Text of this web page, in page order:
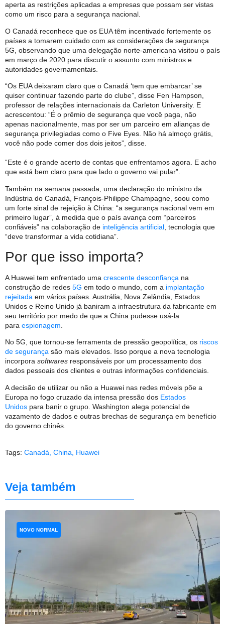
aperta as restrições aplicadas a empresas que possam ser vistas
como um risco para a segurança nacional.
O Canadá reconhece que os EUA têm incentivado fortemente os
países a tomarem cuidado com as considerações de segurança
5G, observando que uma delegação norte-americana visitou o país
em março de 2020 para discutir o assunto com ministros e
autoridades governamentais.
“Os EUA deixaram claro que o Canadá ‘tem que embarcar’ se
quiser continuar fazendo parte do clube”, disse Fen Hampson,
professor de relações internacionais da Carleton University. E
acrescentou: “É o prêmio de segurança que você paga, não
apenas nacionalmente, mas por ser um parceiro em alianças de
segurança privilegiadas como o Five Eyes. Não há almoço grátis,
você não pode comer dos dois jeitos”, disse.
“Este é o grande acerto de contas que enfrentamos agora. E acho
que está bem claro para que lado o governo vai pular”.
Também na semana passada, uma declaração do ministro da
Indústria do Canadá, François-Philippe Champagne, soou como
um forte sinal de rejeição à China: “a segurança nacional vem em
primeiro lugar”, à medida que o país avança com “parceiros
confiáveis” ​​na colaboração de inteligência artificial , tecnologia que
“deve transformar a vida cotidiana”.
Por que isso importa?
A Huawei tem enfrentado uma crescente desconfiança na
construção de redes 5G em todo o mundo, com a implantação
rejeitada em vários países. Austrália, Nova Zelândia, Estados
Unidos e Reino Unido já baniram a infraestrutura da fabricante em
seu território por medo de que a China pudesse usá-la
para espionagem
No 5G, que tornou-se ferramenta de pressão geopolítica, os riscos
de segurança são mais elevados. Isso porque a nova tecnologia
incorpora softwares responsáveis por um processamento dos
dados pessoais dos clientes e outras informações confidenciais.
A decisão de utilizar ou não a Huawei nas redes móveis põe a
Europa no fogo cruzado da intensa pressão dos Estados
Unidos para banir o grupo. Washington alega potencial de
vazamento de dados e outras brechas de segurança em benefício
do governo chinês.
Tags: Canadá China Huawei
Veja também
NOVO NORMAL